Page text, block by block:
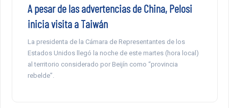
A pesar de las advertencias de China, Pelosi
inicia visita a Taiwán
La presidenta de la Cámara de Representantes de los
Estados Unidos llegó la noche de este martes (hora local)
al territorio considerado por Beijín como “provincia
rebelde”.